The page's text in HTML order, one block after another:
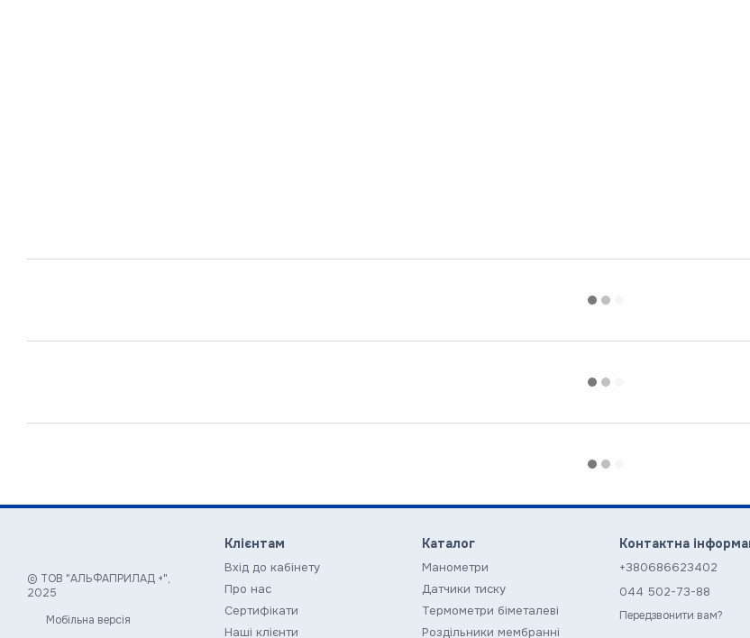
© ТОВ "АЛЬФАПРИЛАД +",
2025
Мобільна версія
Клієнтам
Вхід до кабінету
Про нас
Сертифікати
Наші клієнти
Каталог
Манометри
Датчики тиску
Термометри біметалеві
Роздільники мембранні
Контактна
+380686623402
044 502-73-88
Передзвонити вам?